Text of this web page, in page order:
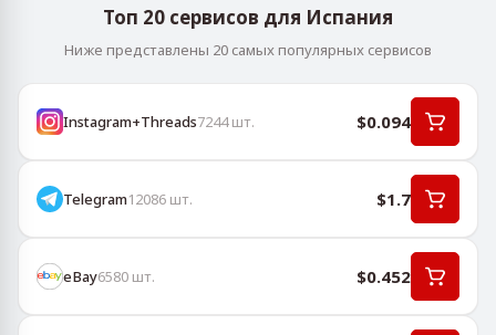
Топ 20 сервисов для Испания
Ниже представлены 20 самых популярных сервисов
Instagram+Threads7244шт. $0.094
Telegram12086 шт. $1.7
eBay6580 шт. $0.452